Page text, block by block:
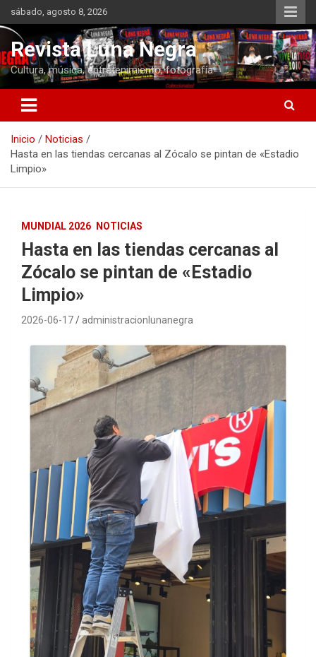
Saltar
al
contenido
sábado, agosto 8, 2026
Revista Luna Negra
Cultura, música, entretenimiento, fotografía
Inicio
Noticias
Hasta en las tiendas cercanas al Zócalo se pintan de «Estadio
Limpio»
MUNDIAL 2026 NOTICIAS
Hasta en las tiendas cercanas al
Zócalo se pintan de «Estadio
Limpio»
2026-06-17 administracionlunanegra